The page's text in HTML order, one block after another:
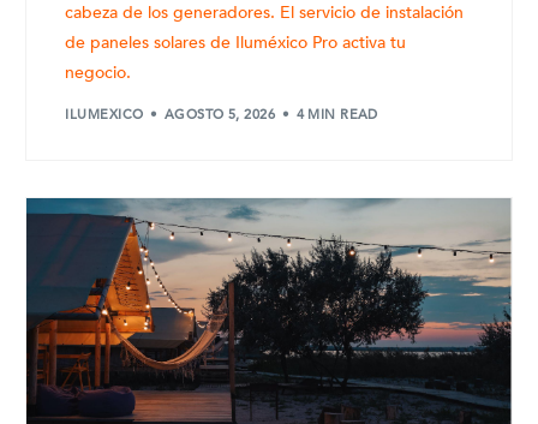
cabeza de los generadores. El servicio de instalación
de paneles solares de Iluméxico Pro activa tu
negocio.
ILUMEXICO AGOSTO 5, 2026 4 MIN READ